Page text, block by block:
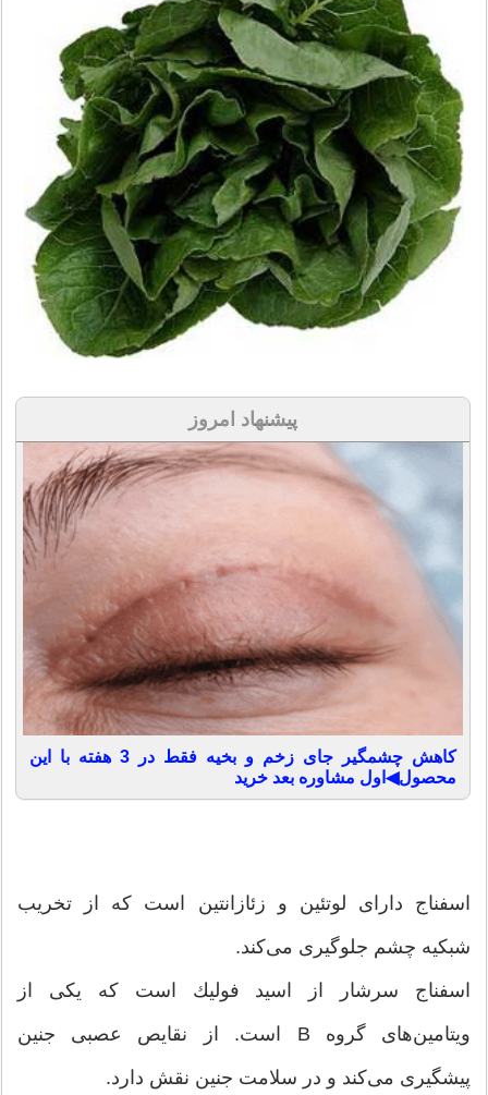
پیشنهاد امروز
کاهش چشمگیر جای زخم و بخیه فقط در 3 هفته با این
محصول◀اول مشاوره بعد خرید
اسفناج دارای لوتئین و زئازانتین است كه از تخریب
شبكیه چشم جلوگیری می‌كند.
اسفناج سرشار از اسید فولیك است كه یكی از
ویتامین‌های گروه B است. از نقایص عصبی جنین
پیشگیری می‌كند و در سلامت جنین نقش دارد.